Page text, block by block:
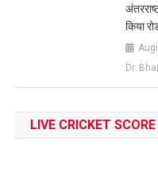
किया
Dr.
LIVE CRICKET SCORE